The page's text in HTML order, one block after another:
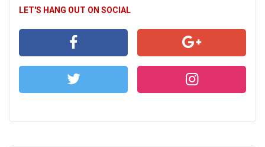
LET'S HANG OUT ON SOCIAL